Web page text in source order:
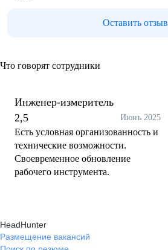
Оставить отзыв
Что говорят сотрудники
Инженер-измеритель
2,5
Июнь 2025
Есть условная организованность и
технические возможности.
Своевременное обновление
рабочего инструмента.
HeadHunter
Размещение вакансий